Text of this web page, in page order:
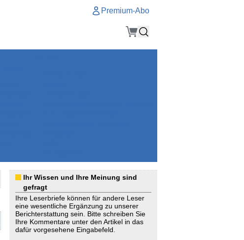
Premium-Abo
Ihr Wissen und Ihre Meinung sind
gefragt
Ihre Leserbriefe können für andere Leser
eine wesentliche Ergänzung zu unserer
Berichterstattung sein. Bitte schreiben Sie
Ihre Kommentare unter den Artikel in das
dafür vorgesehene Eingabefeld.